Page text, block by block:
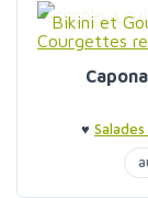
Bikini et
♥